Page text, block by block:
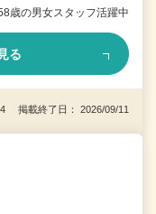
歳の男女スタッフ活躍中
る
掲載終了日： 2026/09/11